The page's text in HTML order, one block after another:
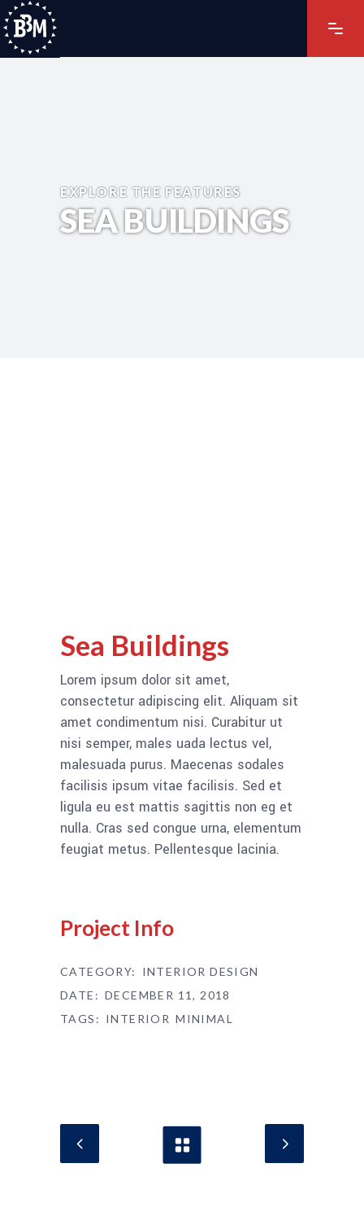
EXPLORE THE FEATURES
SEA BUILDINGS
Sea Buildings
Lorem ipsum dolor sit amet,
consectetur adipiscing elit. Aliquam sit
amet condimentum nisi. Curabitur ut
nisi semper, males uada lectus vel,
malesuada purus. Maecenas sodales
facilisis ipsum vitae facilisis. Sed et
ligula eu est mattis sagittis non eg et
nulla. Cras sed congue urna, elementum
feugiat metus. Pellentesque lacinia.
Project Info
CATEGORY:
INTERIOR DESIGN
DATE: DECEMBER 11, 2018
TAGS: INTERIOR MINIMAL